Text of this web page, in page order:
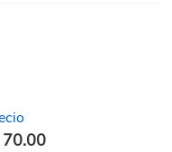
70.00